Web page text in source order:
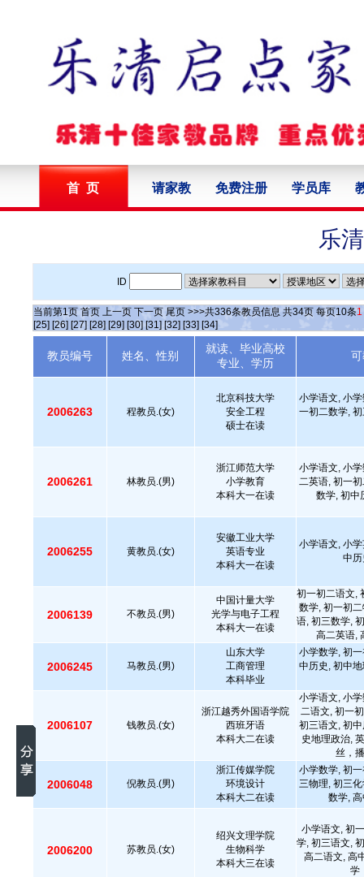
首 页 请家教 免费注册 学员库
乐
ID
当前第1页 首页 上一页 下一页 尾页 >>>共336条教员信息 共34页 每页10条1
[25] [26] [27] [28] [29] [30] [31] [32] [33] [34]
教员编号 姓名、性别
就读、毕业高校
专业、学历
2006263 程教员.(女)
北京科技大学
安全工程
硕士在读
小学语文, 小
一初二数学,
2006261 林教员.(男)
浙江师范大学
小学教育
本科大一在读
小学语文, 小
二英语, 初一
数学, 初中
2006255 黄教员.(女)
安徽工业大学
英语专业
本科大一在读
小学语文, 小
中
2006139 不教员.(男)
中国计量大学
光学与电子工程
本科大一在读
初一初二语文,
数学, 初一初
语, 初三数学,
高二英语,
2006245 马教员.(男)
山东大学
工商管理
本科毕业
小学数学, 初
中历史, 初中
2006107 钱教员.(女)
浙江越秀外国语学院
西班牙语
本科大二在读
小学语文, 小
二语文, 初一
初三语文, 初
史地理政治,
丝，
2006048 倪教员.(男)
浙江传媒学院
环境设计
本科大二在读
小学数学, 初
三物理, 初三
数学,
2006200 苏教员.(女)
绍兴文理学院
生物科学
本科大三在读
小学语文, 初
学, 初三语文,
高二语文, 高
学